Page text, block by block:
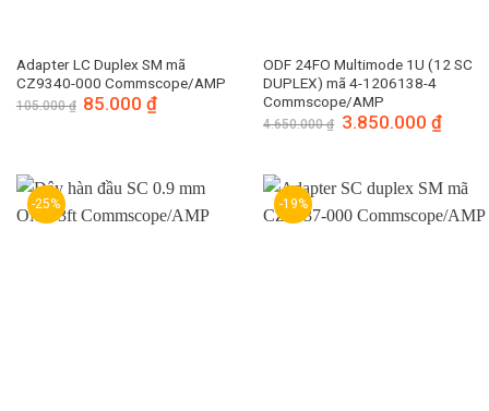
Adapter LC Duplex SM mã
CZ9340-000 Commscope/AMP
105.000₫ Giá
gốc
85.000₫
ODF 24FO Multimode 1U (12 SC
DUPLEX) mã 4-1206138-4
Commscope/AMP
4.650.000₫ Giá
gốc
3.850.000 ₫Giá
-25% -19%